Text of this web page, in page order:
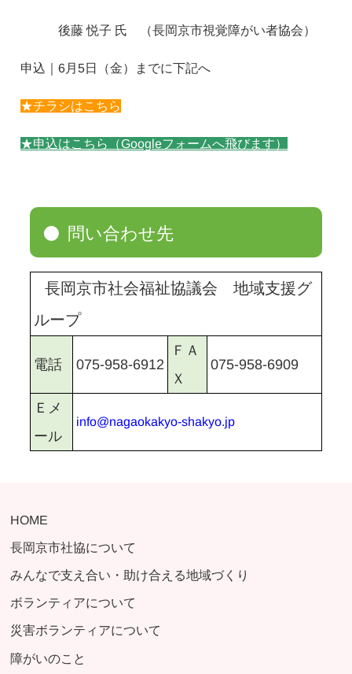
後藤 悦子 氏 （長岡京市視覚障がい者協会）
申込｜6月5日（金）までに下記へ
★チラシはこちら
★申込はこちら（Googleフォームへ飛びます）
問い合わせ先
長岡京市社会福祉協議会 地域支援グ
ループ
電話 075-958-6912
ＦＡ
Ｘ
075-958-6909
Ｅメ
ール
info@nagaokakyo-shakyo.jp
HOME
長岡京市社協について
みんなで支え合い・助け合える地域づくり
ボランティアについて
災害ボランティアについて
障がいのこと